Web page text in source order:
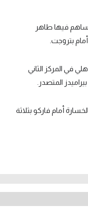
يساهم فيها طاهر
بتروجت.
في المركز الثاني
أمام فاركو بثلاثة